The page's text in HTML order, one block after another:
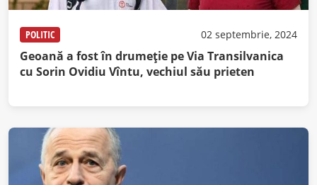
POLITIC 02 septembrie, 2024
Geoană a fost în drumeție pe Via Transilvanica
cu Sorin Ovidiu Vîntu, vechiul său prieten